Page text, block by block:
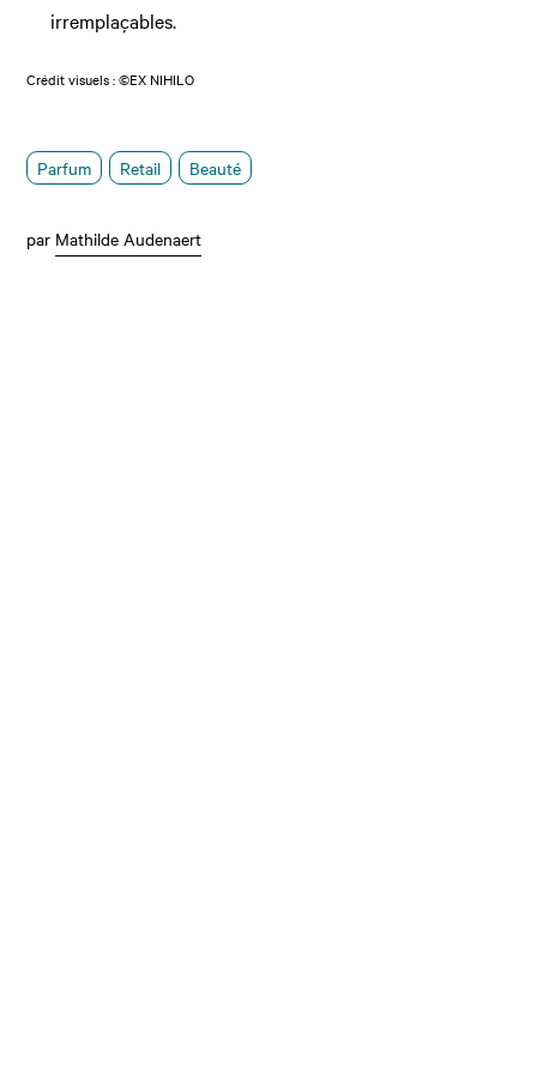
irremplaçables.
Crédit visuels : ©EX NIHILO
Parfum Retail Beauté
par Mathilde Audenaert